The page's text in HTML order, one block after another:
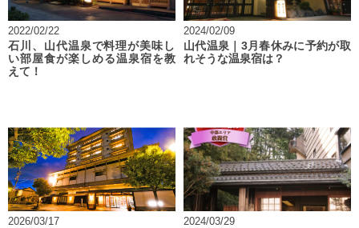
2022/02/22
石川、山代温泉で料理が美味し
い部屋食が楽しめる温泉宿を教
えて！
2024/02/09
山代温泉｜3月春休みに予約が取
れそうな温泉宿は？
2026/03/17
2024/03/29